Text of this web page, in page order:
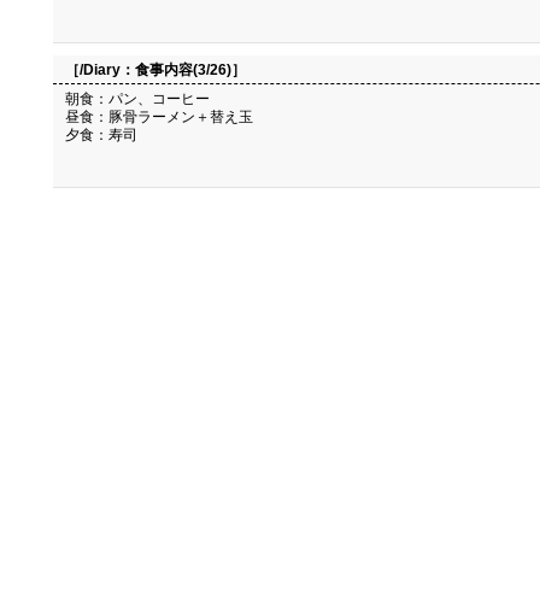
［/Diary： 食事内容(3/26)］
朝食：パン、コーヒー
昼食：豚骨ラーメン＋替え玉
夕食：寿司